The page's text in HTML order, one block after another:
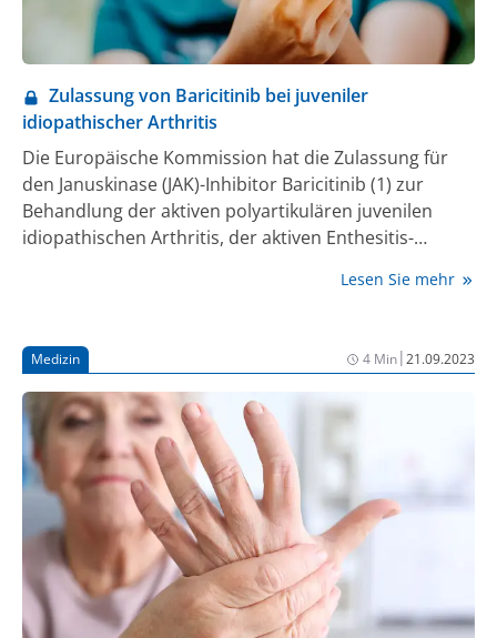
Zulassung von Baricitinib bei juveniler
idiopathischer Arthritis
Die Europäische Kommission hat die Zulassung für
den Januskinase (JAK)-Inhibitor Baricitinib (1) zur
Behandlung der aktiven polyartikulären juvenilen
idiopathischen Arthritis, der aktiven Enthesitis-
Psoriasis-Arthritis bei Kindern ab 2 Jahren erteilt, die
Antirheumatika (DMARDs) angesprochen oder diese
nicht vertragen haben (2). Damit erweitert Baricitinib
das therapeutische Spektrum zur Behandlung dieser
Erkrankungen, die zur Gruppe der juvenilen
idiopathischen Arthritis (JIA) zählen, und ist als erster
JAK-Inhibitor innerhalb der EU zur Behandlung der
aktiven Enthesitis-assoziierten Arthritis zugelassen.
Aufgrund der vielfältigen Erfahrungen in anderen
Zulassungen – seit 6 Jahren in der rheumatoiden
Arthritis (RA), seit 3 Jahren in der atopischen
Dermatitis (AD) und auch seit 1 Jahr in der Alopecia
Lesen Sie mehr
Medizin 4 Min|21.09.2023